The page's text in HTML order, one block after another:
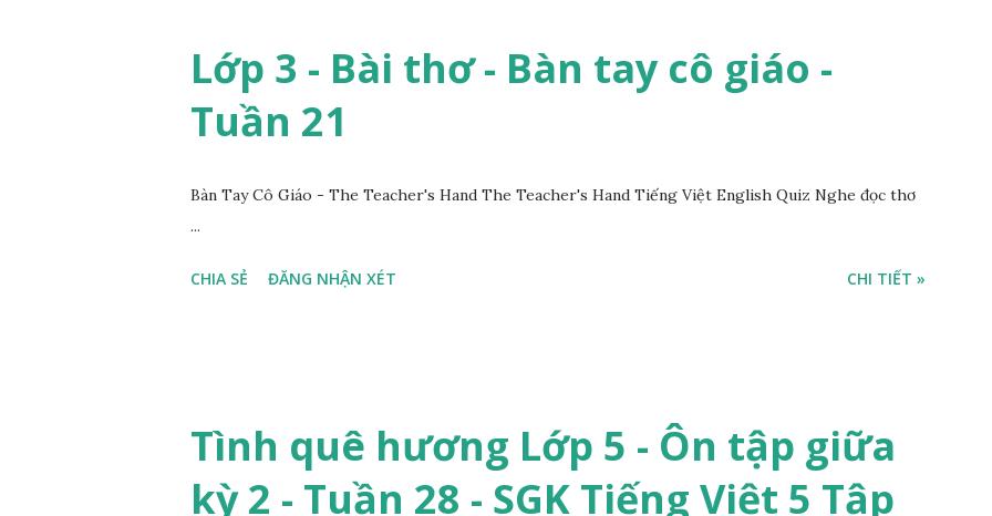
Lớp 3 - Bài thơ - Bàn tay cô giáo -
Tuần 21
Bàn Tay Cô Giáo - The Teacher's Hand The Teacher's Hand Tiếng Việt English Quiz Nghe đọc thơ
...
CHIA SẺ ĐĂNG NHẬN XÉT CHI TIẾT »
Tình quê hương Lớp 5 - Ôn tập giữa
kỳ 2 - Tuần 28 - SGK Tiếng Việt 5 Tập